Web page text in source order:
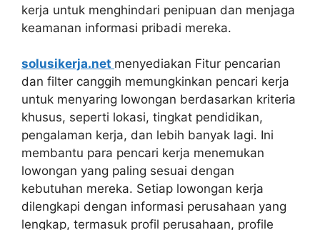
kerja untuk menghindari penipuan dan menjaga
keamanan informasi pribadi mereka.
solusikerja.net menyediakan Fitur pencarian
dan filter canggih memungkinkan pencari kerja
untuk menyaring lowongan berdasarkan kriteria
khusus, seperti lokasi, tingkat pendidikan,
pengalaman kerja, dan lebih banyak lagi. Ini
membantu para pencari kerja menemukan
lowongan yang paling sesuai dengan
kebutuhan mereka. Setiap lowongan kerja
dilengkapi dengan informasi perusahaan yang
lengkap, termasuk profil perusahaan, profile